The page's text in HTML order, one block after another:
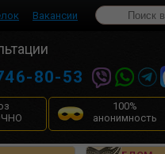
Вакансии
80-53
100%
анонимность